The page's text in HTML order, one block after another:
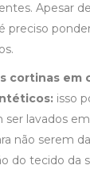
Apesar
preciso
cortinas em
isso
ser lavados
não serem
do tecido da